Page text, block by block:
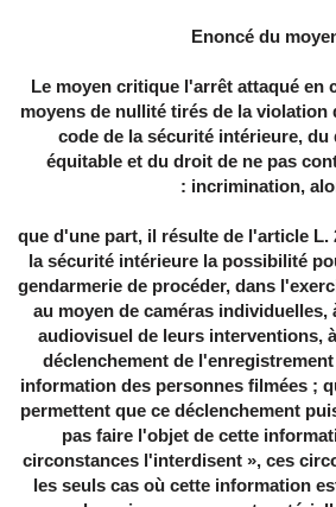
Enoncé du
6. Le moyen critique l'arrêt attaqué
moyens de nullité tirés de la violation
code de la sécurité intérieure,
équitable et du droit de ne pas
incrimination,
« 1°/ que d'une part, il résulte de l'article
la sécurité intérieure la possibilité
gendarmerie de procéder, dans
au moyen de caméras individuelles,
audiovisuel de leurs interventions,
déclenchement de
information des personnes filmées ;
permettent que ce déclenchement
pas faire l'objet de cette
circonstances l'interdisent », ces
les seuls cas où cette information